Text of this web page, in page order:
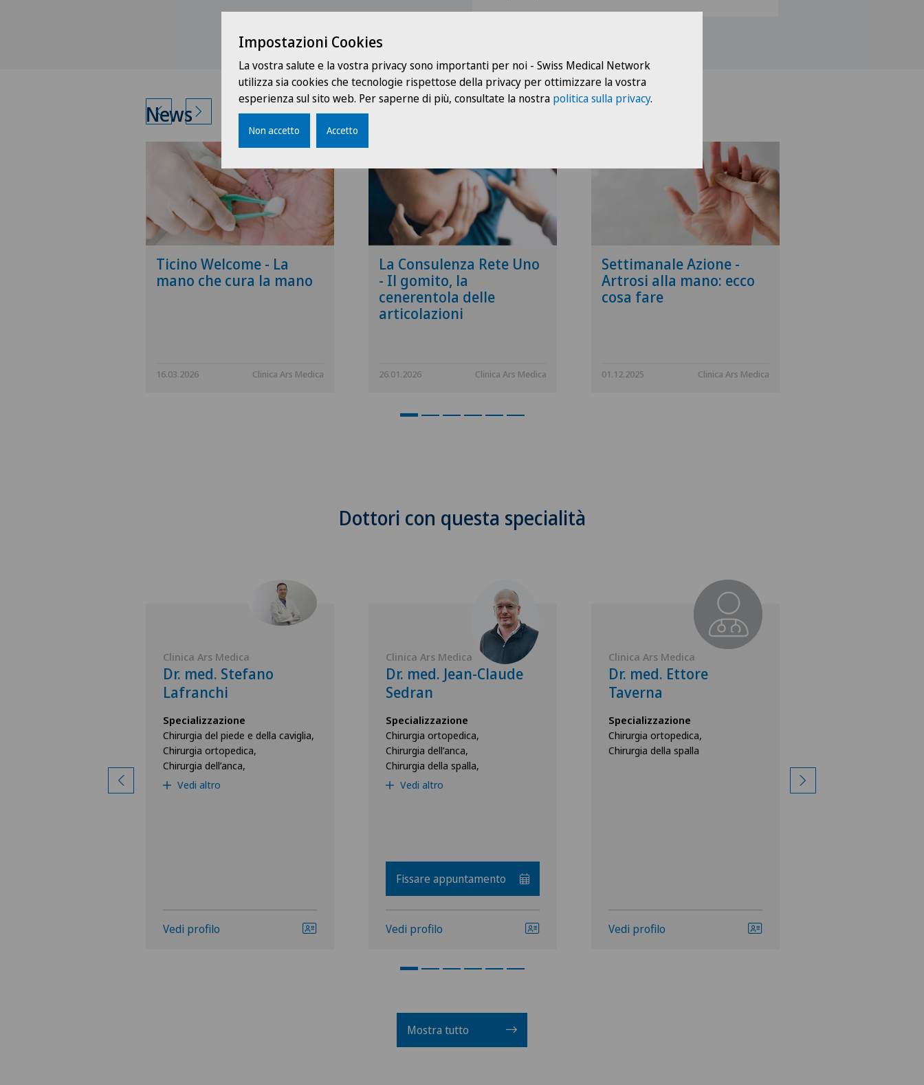
News
Ticino Welcome - La
mano che cura la mano
16.03.2026 Clinica Ars Medica
La Consulenza Rete Uno
- Il gomito, la
cenerentola delle
articolazioni
26.01.2026 Clinica Ars Medica
Settimanale Azione -
Artrosi alla mano: ecco
cosa fare
01.12.2025 Clinica Ars Medica
Dottori con questa specialità
Clinica Ars Medica
Dr. med. Stefano
Lafranchi
Specializzazione
Chirurgia del piede e della caviglia,
Chirurgia ortopedica,
Chirurgia dell’anca,
Vedi altro
Vedi profilo
Clinica Ars Medica
Dr. med. Jean-Claude
Sedran
Specializzazione
Chirurgia ortopedica,
Chirurgia dell’anca,
Chirurgia della spalla,
Vedi altro
Fissare appuntamento
Vedi profilo
Clinica Ars Medica
Dr. med. Ettore
Taverna
Specializzazione
Chirurgia ortopedica,
Chirurgia della spalla
Vedi profilo
Mostra tutto
Impostazioni Cookies
La vostra salute e la vostra privacy sono importanti per noi - Swiss Medical Network
utilizza sia cookies che tecnologie rispettose della privacy per ottimizzare la vostra
esperienza sul sito web. Per saperne di più, consultate la nostra politica sulla privacy.
Non accetto Accetto